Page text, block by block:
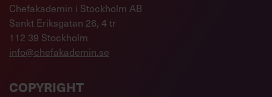
Chefakademin i Stockholm AB
Sankt Eriksgatan 26, 4 tr
112 39 Stockholm
info@chefakademin.se
COPYRIGHT